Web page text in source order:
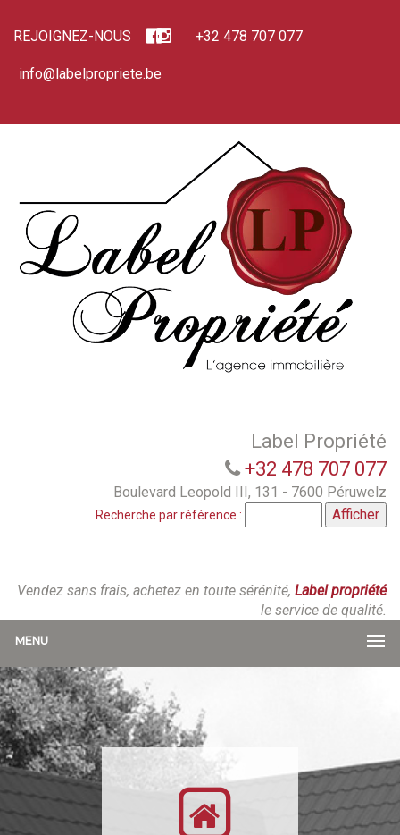
REJOIGNEZ-NOUS +32 478 707 077
info@labelpropriete.be
Label Propriété
+32 478 707 077
Boulevard Leopold III, 131 - 7600 Péruwelz
Recherche par référence :
Vendez sans frais, achetez en toute sérénité, Label propriété
le service de qualité.
MENU